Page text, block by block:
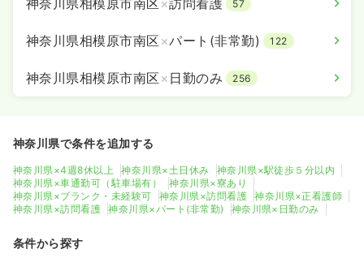
57
神奈川県相模原市南区 ×パート(非常勤) 122
神奈川県相模原市南区 × 日勤のみ 256
神奈川県で条件を追加する
神奈川県×4週8休以上 神奈川県×土日休み
神奈川県×駅徒歩５分以内
神奈川県×車通勤可（駐車場有）
神奈川県×寮あり
神奈川県×ブランク・未経験可
神奈川県×訪問看護
神奈川県×正看護師
神奈川県×訪問看護
神奈川県×パート(非常勤) 神奈川県×日勤のみ
条件から探す